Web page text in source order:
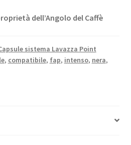
dell’Angolo del Caffè
sistema Lavazza Point
, compatibile, fap, intenso, nera,